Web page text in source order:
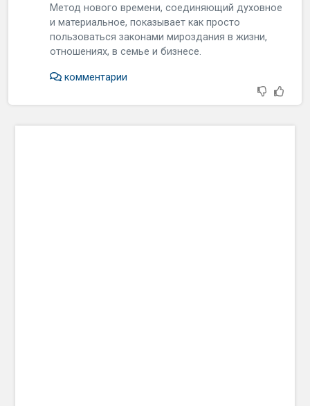
Метод нового времени, соединяющий духовное
и материальное, показывает как просто
пользоваться законами мироздания в жизни,
отношениях, в семье и бизнесе.
комментарии